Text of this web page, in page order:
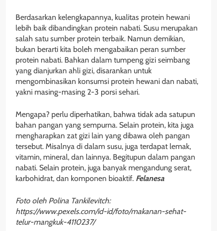
Berdasarkan kelengkapannya, kualitas protein hewani
lebih baik dibandingkan protein nabati. Susu merupakan
salah satu sumber protein terbaik. Namun demikian,
bukan berarti kita boleh mengabaikan peran sumber
protein nabati. Bahkan dalam tumpeng gizi seimbang
yang dianjurkan ahli gizi, disarankan untuk
mengombinasikan konsumsi protein hewani dan nabati,
yakni masing-masing 2-3 porsi sehari.
Mengapa? perlu diperhatikan, bahwa tidak ada satupun
bahan pangan yang sempurna. Selain protein, kita juga
mengharapkan zat gizi lain yang dibawa oleh pangan
tersebut. Misalnya di dalam susu, juga terdapat lemak,
vitamin, mineral, dan lainnya. Begitupun dalam pangan
nabati. Selain protein, juga banyak mengandung serat,
karbohidrat, dan komponen bioaktif. Felanesa
Foto oleh Polina Tankilevitch:
https://www.pexels.com/id-id/foto/makanan-sehat-
telur-mangkuk-4110237/